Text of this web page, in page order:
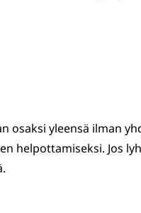
osaksi yleensä ilman
helpottamiseksi. Jos